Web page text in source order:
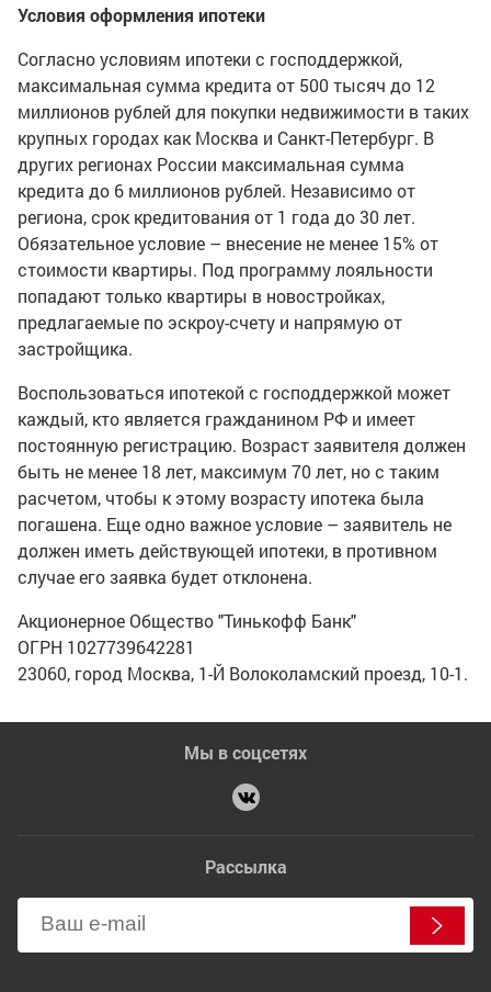
Условия оформления ипотеки
Согласно условиям ипотеки с господдержкой,
максимальная сумма кредита от 500 тысяч до 12
миллионов рублей для покупки недвижимости в таких
крупных городах как Москва и Санкт-Петербург. В
других регионах России максимальная сумма
кредита до 6 миллионов рублей. Независимо от
региона, срок кредитования от 1 года до 30 лет.
Обязательное условие – внесение не менее 15% от
стоимости квартиры. Под программу лояльности
попадают только квартиры в новостройках,
предлагаемые по эскроу-счету и напрямую от
застройщика.
Воспользоваться ипотекой с господдержкой может
каждый, кто является гражданином РФ и имеет
постоянную регистрацию. Возраст заявителя должен
быть не менее 18 лет, максимум 70 лет, но с таким
расчетом, чтобы к этому возрасту ипотека была
погашена. Еще одно важное условие – заявитель не
должен иметь действующей ипотеки, в противном
случае его заявка будет отклонена.
Акционерное Общество "Тинькофф Банк"
ОГРН 1027739642281
23060, город Москва, 1-Й Волоколамский проезд, 10-1.
Мы в соцсетях
Рассылка